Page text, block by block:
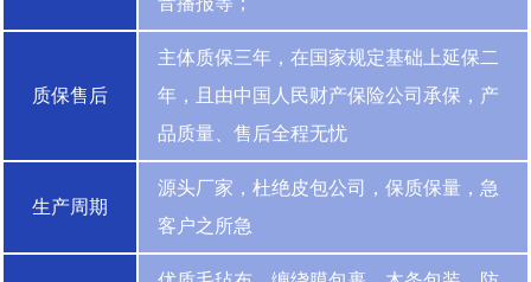
质保售后
主体质保三年，在国家规定基础上延保二
年，且由中国人民财产保险公司承保，产
品质量、售后全程无忧
生产周期
源头厂家，杜绝皮包公司，保质保量，急
客户之所急